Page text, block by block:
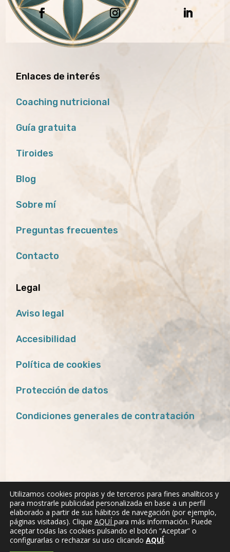
Enlaces de interés
Coaching nutricional
Guía gratuita
Tiroides
Blog
Sobre mí
Preguntas frecuentes
Contacto
Legal
Aviso legal
Accesibilidad
Política de cookies
Protección de datos
Condiciones generales de contratación
Utilizamos cookies propias y de terceros para fines analíticos y
para mostrarle publicidad personalizada en base a un perfil
elaborado a partir de sus hábitos de navegación (por ejemplo,
páginas visitadas). Clique AQUÍ para más información. Puede
aceptar todas las cookies pulsando el botón “Aceptar” o
configurarlas o rechazar su uso clicando AQUÍ.